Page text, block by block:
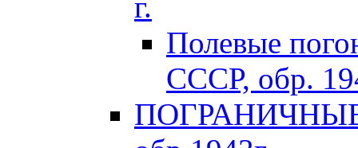
Полевые
СССР, обр.
ПОГРАНИЧНЫЕ